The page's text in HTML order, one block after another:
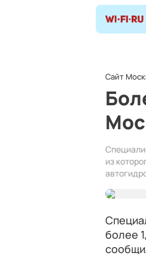
Сайт
из
более